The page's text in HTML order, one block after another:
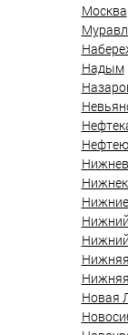
Москва
Надым
Новая